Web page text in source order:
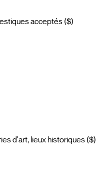
acceptés ($)
d'art, lieux historiques ($)